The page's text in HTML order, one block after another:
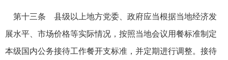
第十三条 县级以上地方党委、政府应当根据当地经济发
展水平、市场价格等实际情况，按照当地会议用餐标准制定
本级国内公务接待工作餐开支标准，并定期进行调整。接待